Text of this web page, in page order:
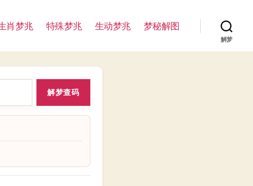
肖梦兆 特殊梦兆 生动梦兆 梦秘解图
解梦
解梦查码